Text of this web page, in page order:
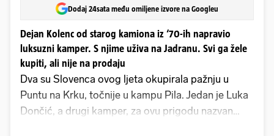
Dodaj 24sata među omiljene izvore na Googleu
Dejan Kolenc od starog kamiona iz ‘70-ih napravio
luksuzni kamper. S njime uživa na Jadranu. Svi ga žele
kupiti, ali nije na prodaju
Dva su Slovenca ovog ljeta okupirala pažnju u
Puntu na Krku, točnije u kampu Pila. Jedan je Luka
Dončić, a drugi kamper, za ovu prigodu nazvan